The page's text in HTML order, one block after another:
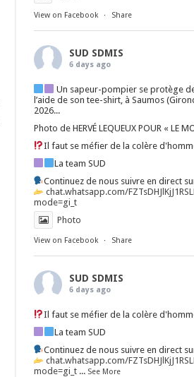
View on Facebook · Share
SUD SDMIS
6 days ago
Un sapeur-pompier se protège
l’aide de son tee-shirt, à Saumos
2026...
Photo de HERVÉ LEQUEUX POUR « LE
Il faut se méfier de la colère
La team SUD
Continuez de nous suivre en direct
chat.whatsapp.com/
mode=gi_t
Photo
View on Facebook · Share
SUD SDMIS
6 days ago
Il faut se méfier de la colère
La team SUD
Continuez de nous suivre en direct
chat.whatsapp.com/
mode=gi_t ... See More